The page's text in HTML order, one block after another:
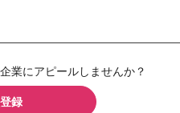
業にアピールしませんか？
録